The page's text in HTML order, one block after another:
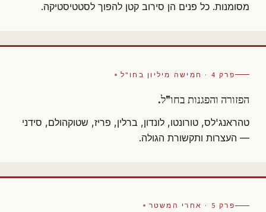
מסומנות. כל פנים הן סירוב קטן להפוך לסטטיסטיקה.
פרק 4 · חמישה מיליון בחו"ל
הפזורה והפגנות בחו"ל.
טהראנג'לס, טורונטו, לונדון, ברלין, פריז, שטוקהולם, סידני
— העצרות ותקשורת הגולה.
פרק 5 · אחרי המשטר